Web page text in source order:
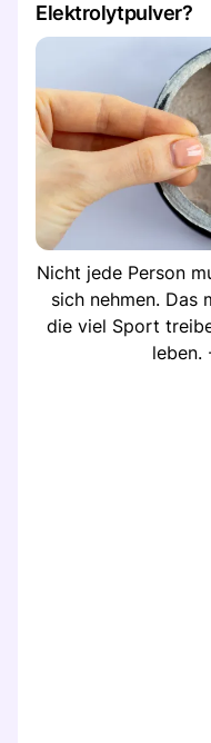
Elektrolytpulver?
Nicht jede Person
sich nehmen. Das
die viel Sport
leben.